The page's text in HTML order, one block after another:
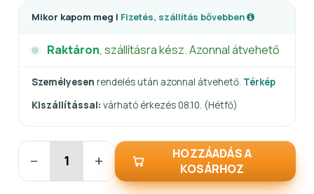
Mikor kapom meg | Fizetés, szállítás bővebben
Raktáron, szállításra kész. Azonnal átvehető
Személyesen rendelés után azonnal átvehető. Térkép
Kiszállítással: várható érkezés 08.10. (Hétfő)
− +
HOZZÁADÁS A
KOSÁRHOZ